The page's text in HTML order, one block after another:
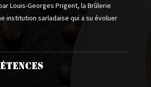
Louis-Georges Prigent, la Brûlerie
institution sarladaise qui a su évoluer